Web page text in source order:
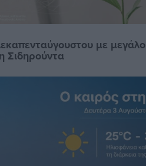
με μεγάλο
Σιδηρούντα